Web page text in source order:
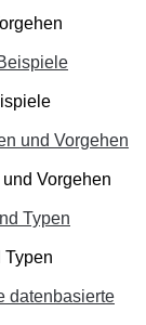
Vorgehen
Typen